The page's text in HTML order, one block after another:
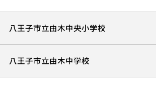
八王子市立由木中央小学校
八王子市立由木中学校